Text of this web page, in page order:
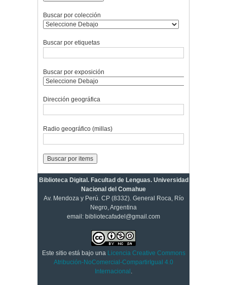
Buscar por colección
Buscar por etiquetas
Buscar por exposición
Dirección geográfica
Radio geográfico (millas)
Biblioteca Digital. Facultad de Lenguas. Universidad
Nacional del Comahue
Av. Mendoza y Perú. CP (8332). General Roca, Río
Negro, Argentina
email: bibliotecafadel@gmail.com
Este sitio está bajo una Licencia Creative Commons
Atribución-NoComercial-CompartirIgual 4.0
Internacional .